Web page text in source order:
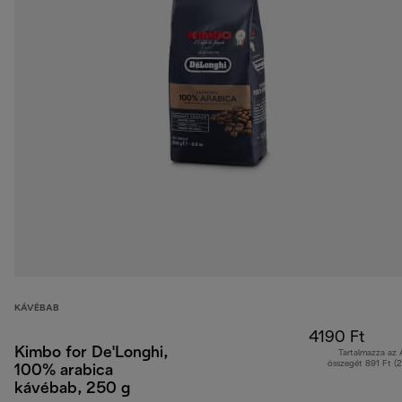
KÁVÉBAB
Kimbo for De'Longhi,
100% arabica
kávébab, 250 g
4190 Ft
Tartalmazza az
összegét 891 Ft